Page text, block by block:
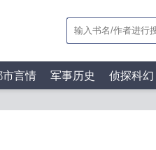
市言情 军事历史 侦探科幻